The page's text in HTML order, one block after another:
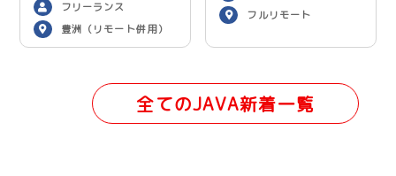
フリーランス
豊洲（リモート併用）
フルリモート
全てのJAVA新着一覧